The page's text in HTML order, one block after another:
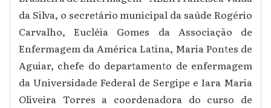
da Silva, o secretário municipal da saúde Rogério
Carvalho, Eucléia Gomes da Associação de
Enfermagem da América Latina, Maria Pontes de
Aguiar, chefe do departamento de enfermagem
da Universidade Federal de Sergipe e Iara Maria
Oliveira Torres a coordenadora do curso de